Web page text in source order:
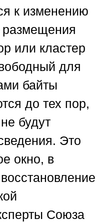
к изменению
размещения
или кластер
для
байты
до тех пор,
будут
Это
окно, в
Союза